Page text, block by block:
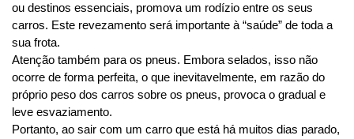
ou destinos essenciais, promova um rodízio entre os seus
carros. Este revezamento será importante à “saúde” de toda a
sua frota.
Atenção também para os pneus. Embora selados, isso não
ocorre de forma perfeita, o que inevitavelmente, em razão do
próprio peso dos carros sobre os pneus, provoca o gradual e
leve esvaziamento.
Portanto, ao sair com um carro que está há muitos dias parado,